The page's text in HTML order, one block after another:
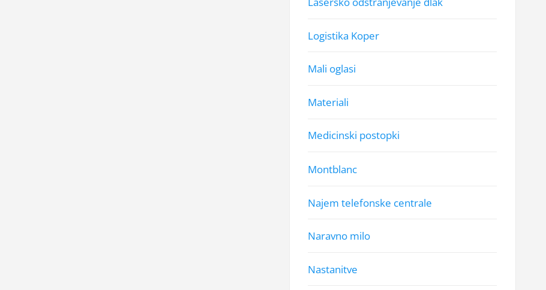
Logistika Koper
Mali oglasi
Materiali
Medicinski postopki
Montblanc
Najem telefonske centrale
Naravno milo
Nastanitve